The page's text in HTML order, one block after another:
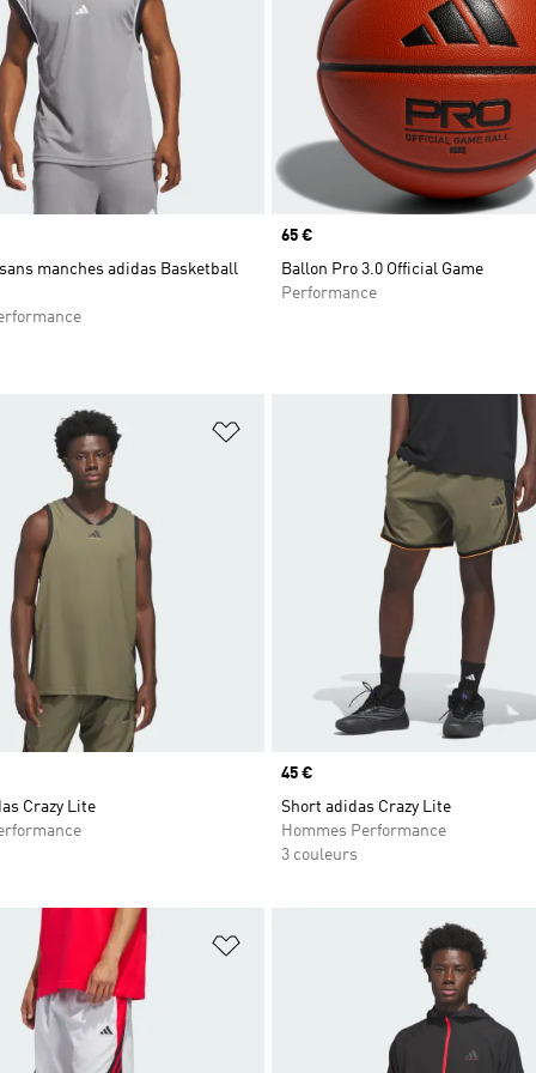
manches adidas Basketball
Prix
65 €
Ballon Pro 3.0 Official Game
Performance
de produits favoris Ajouter à la Liste de produits
Crazy Lite
Prix
45 €
Short adidas Crazy Lite
Hommes Performance
3 couleurs
de produits favoris Ajouter à la Liste de produits